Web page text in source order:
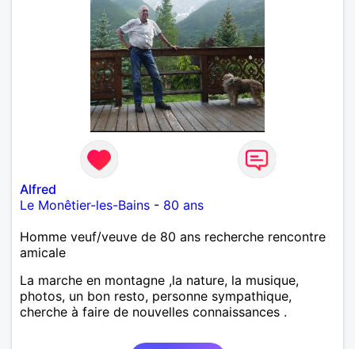
Alfred
Le Monêtier-les-Bains - 80 ans
Homme veuf/veuve de 80 ans recherche rencontre
amicale
La marche en montagne ,la nature, la musique,
photos, un bon resto, personne sympathique,
cherche à faire de nouvelles connaissances .